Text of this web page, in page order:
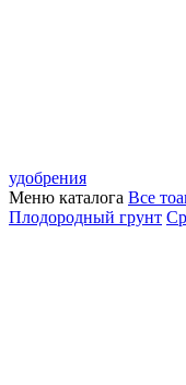
удобрения
Меню каталога Все
Плодородный грунт